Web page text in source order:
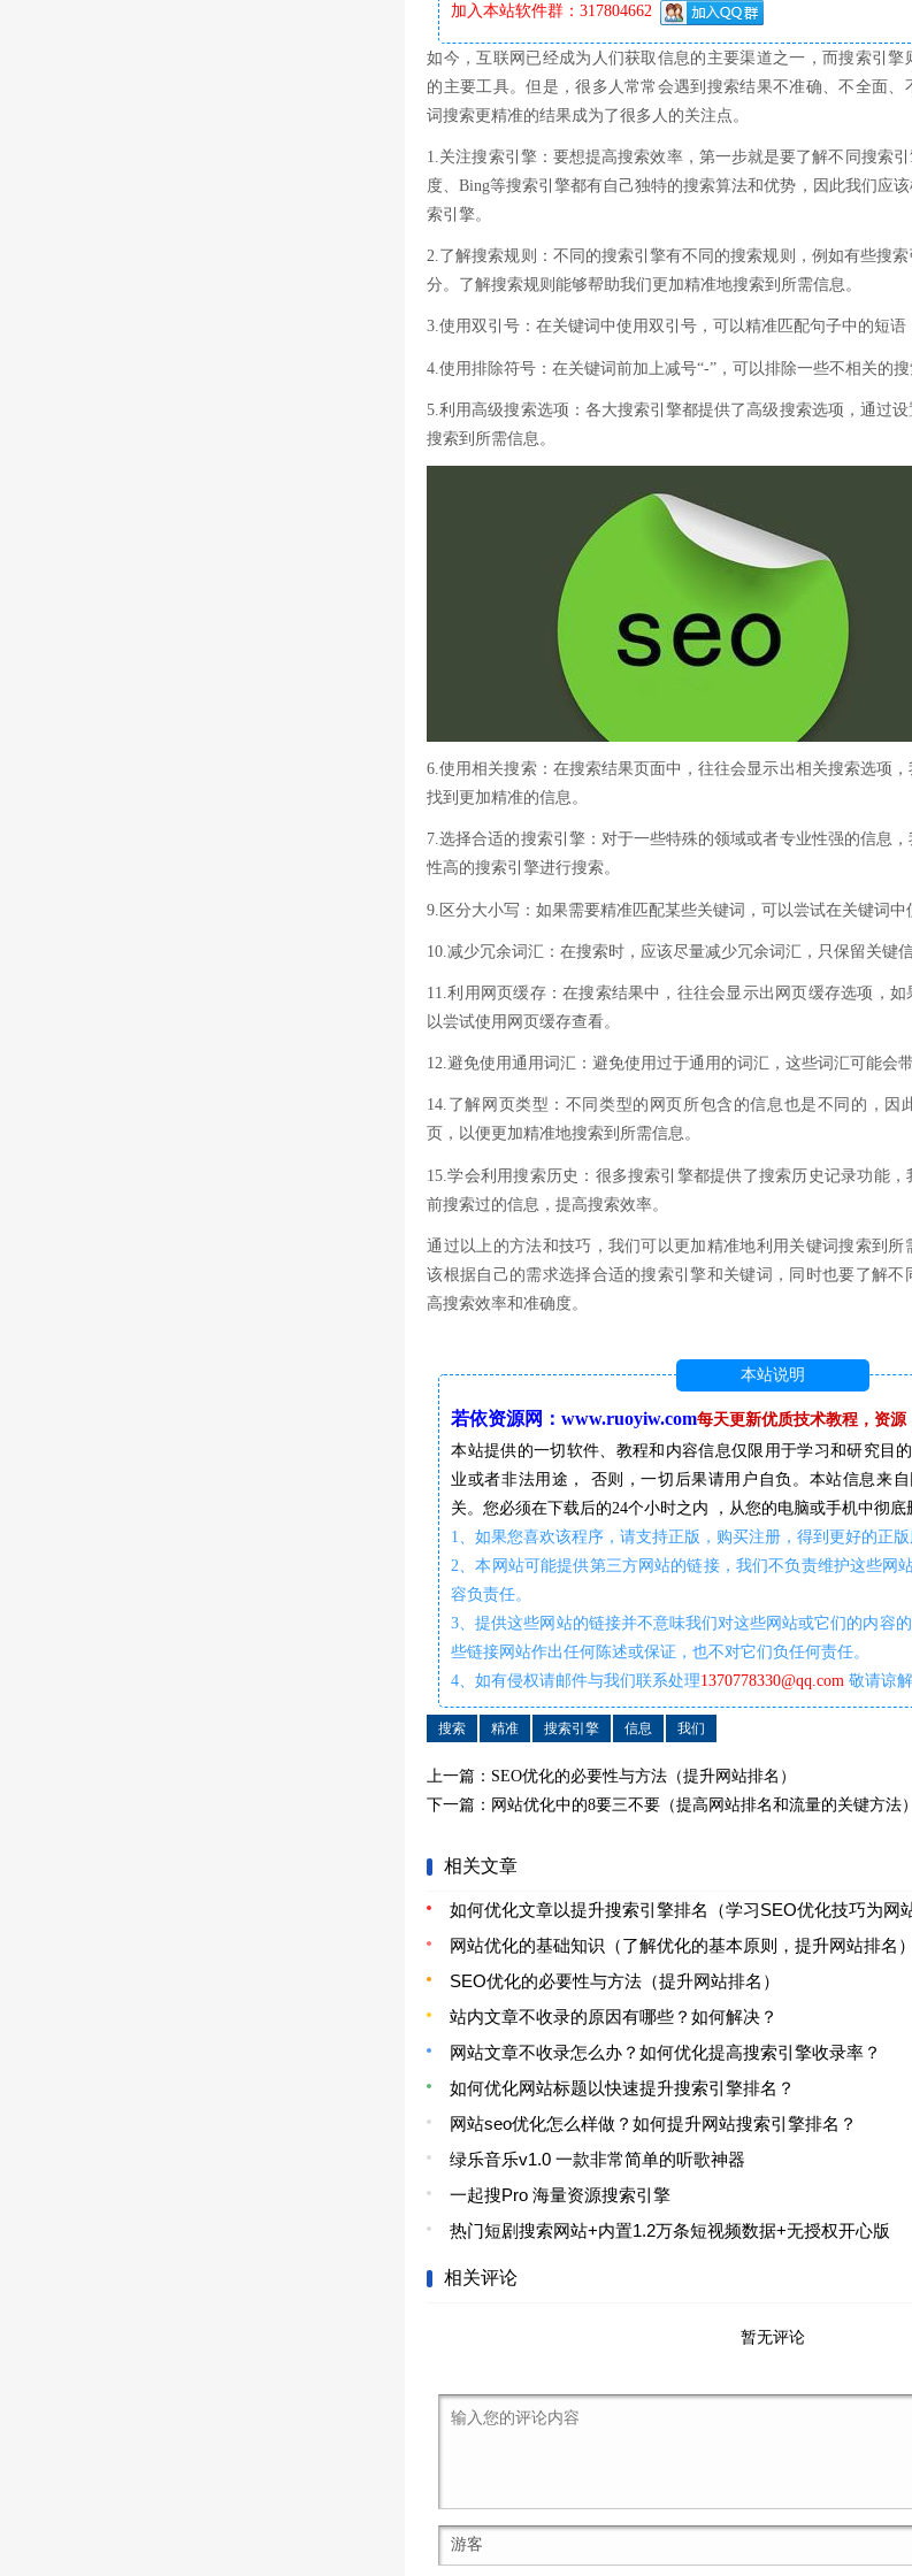
加入本站软件群：317804662
如今，互联网已经成为人们获取信息的主要渠道之一，而搜索引擎
的主要工具。但是，很多人常常会遇到搜索结果不准确、不全面
词搜索更精准的结果成为了很多人的关注点。
1.关注搜索引擎：要想提高搜索效率，第一步就是要了解不同搜索
度、Bing等搜索引擎都有自己独特的搜索算法和优势，因此我们应
索引擎。
2.了解搜索规则：不同的搜索引擎有不同的搜索规则，例如有些搜
分。了解搜索规则能够帮助我们更加精准地搜索到所需信息。
3.使用双引号：在关键词中使用双引号，可以精准匹配句子中的短语
4.使用排除符号：在关键词前加上减号“-”，可以排除一些不相关的搜
5.利用高级搜索选项：各大搜索引擎都提供了高级搜索选项，通过
搜索到所需信息。
6.使用相关搜索：在搜索结果页面中，往往会显示出相关搜索选项，
找到更加精准的信息。
7.选择合适的搜索引擎：对于一些特殊的领域或者专业性强的信息
性高的搜索引擎进行搜索。
9.区分大小写：如果需要精准匹配某些关键词，可以尝试在关键词中
10.减少冗余词汇：在搜索时，应该尽量减少冗余词汇，只保留关键信
11.利用网页缓存：在搜索结果中，往往会显示出网页缓存选项，
以尝试使用网页缓存查看。
12.避免使用通用词汇：避免使用过于通用的词汇，这些词汇可能会
14.了解网页类型：不同类型的网页所包含的信息也是不同的，因
页，以便更加精准地搜索到所需信息。
15.学会利用搜索历史：很多搜索引擎都提供了搜索历史记录功能
前搜索过的信息，提高搜索效率。
通过以上的方法和技巧，我们可以更加精准地利用关键词搜索到所
该根据自己的需求选择合适的搜索引擎和关键词，同时也要了解不
高搜索效率和准确度。
本站说明
若依资源网：www.ruoyiw.com每天更新优质技术教程，资源
本站提供的一切软件、教程和内容信息仅限用于学习和研究目
业或者非法用途， 否则，一切后果请用户自负。本站信息来
关。您必须在下载后的24个小时之内 ，从您的电脑或手机中彻底
1、如果您喜欢该程序，请支持正版，购买注册，得到更好的正版
2、本网站可能提供第三方网站的链接，我们不负责维护这些网
容负责任。
3、提供这些网站的链接并不意味我们对这些网站或它们的内容
些链接网站作出任何陈述或保证，也不对它们负任何责任。
4、如有侵权请邮件与我们联系处理1370778330@qq.com 敬请谅解
搜索 精准 搜索引擎 信息 我们
上一篇： SEO优化的必要性与方法（提升网站排名）
下一篇： 网站优化中的8要三不要（提高网站排名和流量的关键方法）
相关文章
如何优化文章以提升搜索引擎排名（学习SEO优化技巧为网站文章赋
网站优化的基础知识（了解优化的基本原则，提升网站排名）
SEO优化的必要性与方法（提升网站排名）
站内文章不收录的原因有哪些？如何解决？
网站文章不收录怎么办？如何优化提高搜索引擎收录率？
如何优化网站标题以快速提升搜索引擎排名？
网站seo优化怎么样做？如何提升网站搜索引擎排名？
绿乐音乐v1.0 一款非常简单的听歌神器
一起搜Pro 海量资源搜索引擎
热门短剧搜索网站+内置1.2万条短视频数据+无授权开心版
相关评论
暂无评论